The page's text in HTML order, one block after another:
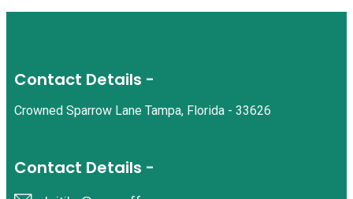
Contact Details -
Crowned Sparrow Lane Tampa, Florida - 33626
Contact Details -